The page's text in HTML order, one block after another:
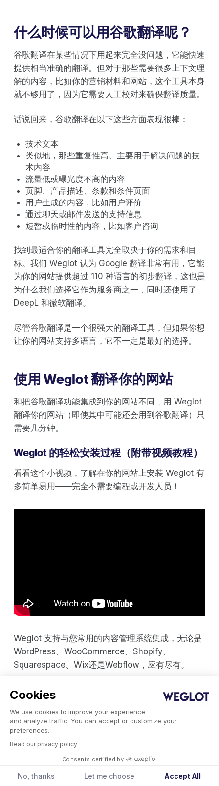
Cookies
We use cookies to improve your experience
and analyze traffic. You can accept or customize your
preferences.
Read our privacy policy
Consents certified by
No, thanks Let me choose Accept All
什么时候可以用谷歌翻译呢？
谷歌翻译在某些情况下用起来完全没问题，它能快速
提供相当准确的翻译。但对于那些需要很多上下文理
解的内容，比如你的营销材料和网站，这个工具本身
就不够用了，因为它需要人工校对来确保翻译质量。
话说回来，谷歌翻译在以下这些方面表现很棒：
技术文本
类似地，那些重复性高、主要用于解决问题的技
术内容
流量低或曝光度不高的内容
页脚、产品描述、条款和条件页面
用户生成的内容，比如用户评价
通过聊天或邮件发送的支持信息
短暂或临时性的内容，比如客户咨询
找到最适合你的翻译工具完全取决于你的需求和目
标。我们 Weglot 认为 Google 翻译非常有用，它能
为你的网站提供超过 110 种语言的初步翻译，这也是
为什么我们选择它作为服务商之一，同时还使用了
DeepL 和微软翻译。
尽管谷歌翻译是一个很强大的翻译工具，但如果你想
让你的网站支持多语言，它不一定是最好的选择。
使用 Weglot 翻译你的网站
和把谷歌翻译功能集成到你的网站不同，用 Weglot
翻译你的网站（即使其中可能还会用到谷歌翻译）只
需要几分钟。
Weglot 的轻松安装过程（附带视频教程）
看看这个小视频，了解在你的网站上安装 Weglot 有
多简单易用——完全不需要编程或开发人员！
Weglot 支持与您常用的内容管理系统集成，无论是
WordPress、WooCommerce、Shopify、
Squarespace、Wix还是Webflow，应有尽有。
Weglot 会自动翻译你的网站（并保持更
新）
一旦你把 Weglot 连接到你的网站，只需选择你网站
当前的语言，以及你想把网站翻译成什么语言（比如
西班牙语、俄语、阿拉伯语、荷兰语等等），剩下的
就交给 Weglot 吧。